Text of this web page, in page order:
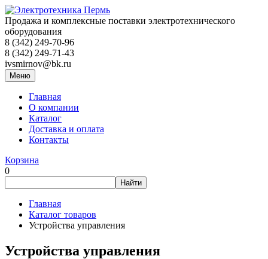
Продажа и комплексные поставки электротехнического
оборудования
8 (342) 249-70-96
8 (342) 249-71-43
ivsmirnov@bk.ru
Меню
Главная
О компании
Каталог
Доставка и оплата
Контакты
Корзина
0
Главная
Каталог товаров
Устройства управления
Устройства управления